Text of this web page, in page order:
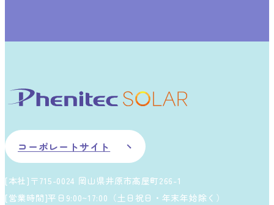
コーポレートサイト
[本社]〒715-0024 岡山県井原市高屋町266-1
[営業時間]平日9:00~17:00（土日祝日・年末年始除く）